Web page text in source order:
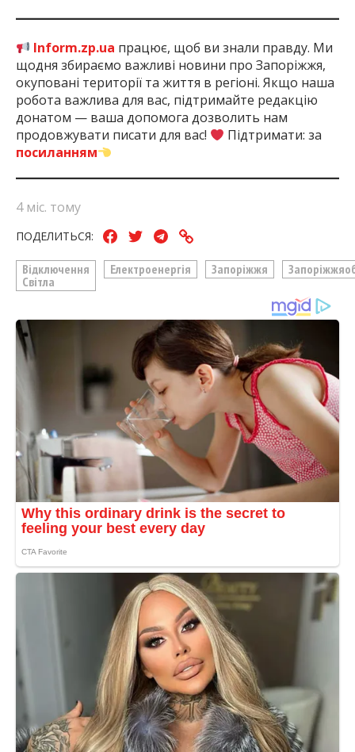
Inform.zp.ua працює, щоб ви знали правду. Ми
щодня збираємо важливі новини про Запоріжжя,
окуповані території та життя в регіоні. Якщо наша
робота важлива для вас, підтримайте редакцію
донатом — ваша допомога дозволить нам
продовжувати писати для вас!
Підтримати: за
посиланням
4 міс. тому
ПОДЕЛИТЬСЯ:
Відключення
Світла
Електроенергія Запоріжжя